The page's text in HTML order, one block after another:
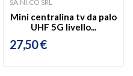
SA.NI.CO SRL
Mini centralina tv da palo
UHF 5G livello...
27,50 €